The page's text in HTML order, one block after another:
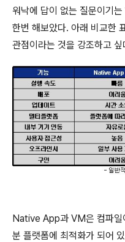
워낙에 답이 없는 질문이기
한번 해보았다. 아래 비교한
관점이라는 것을 강조하고 싶
Native App과 VM은 컴파일
분 플랫폼에 최적화가 되어